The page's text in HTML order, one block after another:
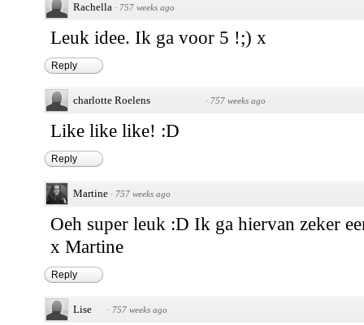
Rachella · 757 weeks ago
Leuk idee. Ik ga voor 5 !;) x
Reply
charlotte Roelens · 757 weeks ago
Like like like! :D
Reply
Martine · 757 weeks ago
Oeh super leuk :D Ik ga hiervan zeker
x Martine
Reply
Lise · 757 weeks ago